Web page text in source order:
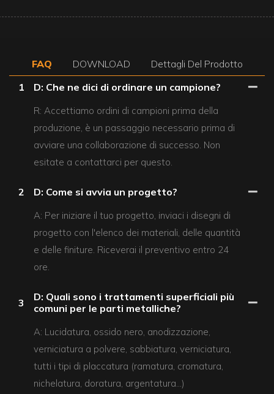
FAQ DOWNLOAD
Dettagli Del Prodotto
1
D: Che ne dici di ordinare un campione?
R: Accettiamo ordini di campioni prima della
produzione, è un passaggio necessario prima di
avviare una collaborazione di successo. Non
esitate a contattarci per questo.
2 D: Come si avvia un progetto?
A: Per iniziare il tuo progetto, inviaci i disegni di
progetto con l'elenco dei materiali, delle quantità
e delle finiture. Riceverai il preventivo entro 24
ore.
3
D: Quali sono i trattamenti superficiali più
comuni per le parti metalliche?
A: Lucidatura, ossido nero, anodizzazione,
verniciatura a polvere, sabbiatura, verniciatura,
tutti i tipi di placcatura (ramatura, cromatura,
nichelatura, doratura, argentatura…)